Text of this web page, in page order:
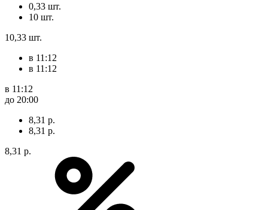
0,33 шт.
10 шт.
10,33 шт.
в 11:12
в 11:12
в 11:12
до 20:00
8,31 р.
8,31 р.
8,31 р.